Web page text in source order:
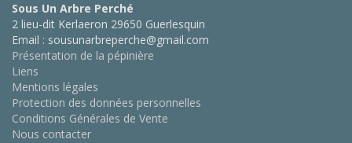
Sous Un Arbre Perché
2 lieu-dit Kerlaeron 29650 Guerlesquin
Email : sousunarbreperche@gmail.com
Présentation de la pépinière
Liens
Mentions légales
Protection des données personnelles
Conditions Générales de Vente
Nous contacter